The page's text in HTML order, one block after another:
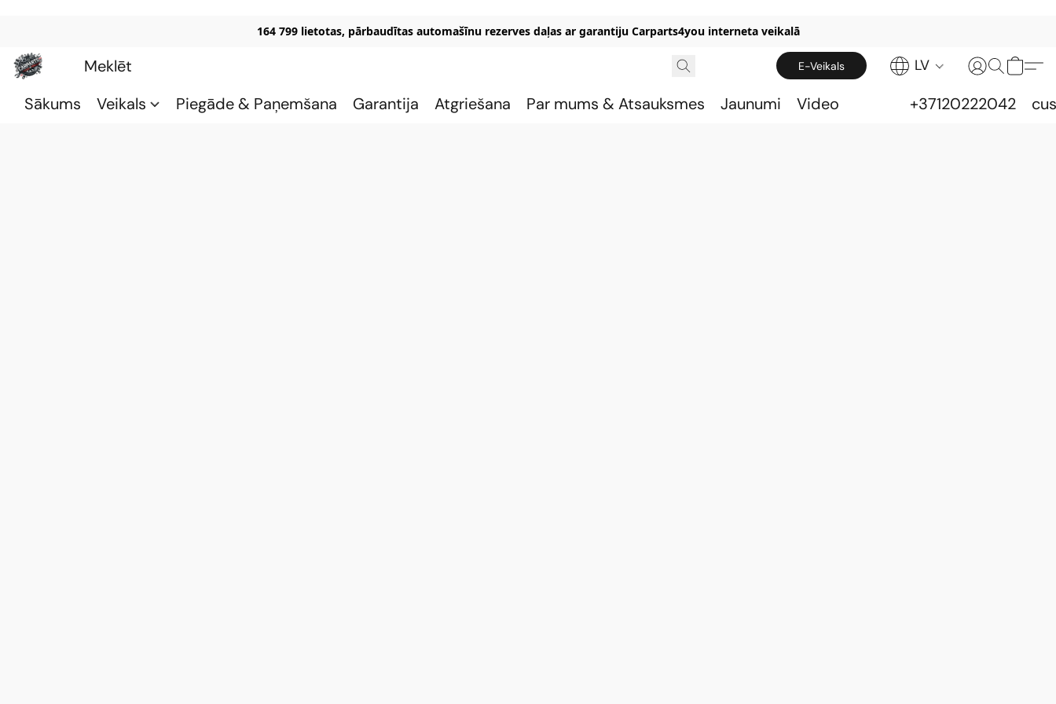
164 799 lietotas, pārbaudītas automašīnu rezerves daļas ar garantiju Carparts4you interneta veikalā
E-Veikals LV
Sākums Veikals Piegāde & Paņemšana Garantija Atgriešana Par mums & Atsauksmes Jaunumi Video +37120222042